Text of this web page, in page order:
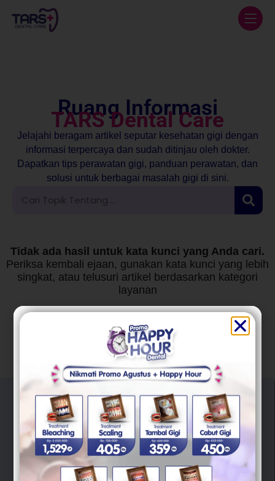
Ruang Informasi
TARS Dental Care
Jelajahi beragam artikel seputar kesehatan gigi dengan
informasi terpercaya dan sudah ditinjau oleh dokter.
Dapatkan tips perawatan gigi, panduan perawatan, dan
solusi untuk berbagai masalah gigi di sini.
Tidak ada hasil untuk kata kunci yang Anda cari.
Periksa kembali ejaan, gunakan kata kunci yang lebih
singkat, atau telusuri artikel berdasarkan kategori
layanan
"Trust Your Smile With Us"
Kami berkomitmen untuk memberikan pelayanan berkualitas
untuk semua masalah kesehatan gigi Anda.